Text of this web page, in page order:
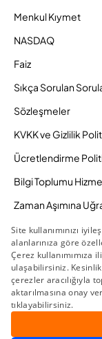
Menkul Kıymet
NASDAQ
Faiz
Sıkça Sorulan
Sözleşmeler
KVKK ve Gizlilik
Ücretlendirme
Bilgi Toplumu
Zaman Aşımına
Duyurular ve
© 2026 Gedik